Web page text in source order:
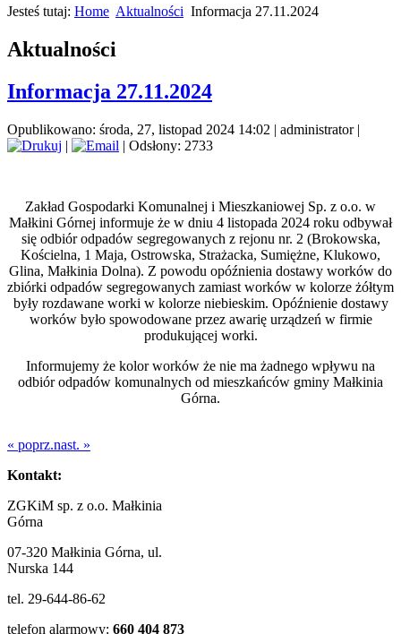
Jesteś tutaj: Home Aktualności Informacja 27.11.2024
Aktualności
Informacja 27.11.2024
Opublikowano: środa, 27, listopad 2024 14:02 | administrator|
|
| Odsłony: 2733
Zakład Gospodarki Komunalnej i Mieszkaniowej Sp. z o.o. w
Małkini Górnej informuje że w dniu 4 listopada 2024 roku odbywał
się odbiór odpadów segregowanych z rejonu nr. 2 (Brokowska,
Kościelna, 1 Maja, Ostrowska, Strażacka, Sumiężne, Klukowo,
Glina, Małkinia Dolna). Z powodu opóźnienia dostawy worków do
zbiórki odpadów segregowanych zamiast worków w kolorze żółtym
były rozdawane worki w kolorze niebieskim. Opóźnienie dostawy
worków było spowodowane przez awarię urządzeń w firmie
produkującej worki.
Informujemy że kolor worków że nie ma żadnego wpływu na
odbiór odpadów komunalnych od mieszkańców gminy Małkinia
Górna.
« poprz.nast. »
Kontakt:
ZGKiM sp. z o.o. Małkinia
Górna
07-320 Małkinia Górna, ul.
Nurska 144
tel. 29-644-86-62
telefon alarmowy: 660 404 873